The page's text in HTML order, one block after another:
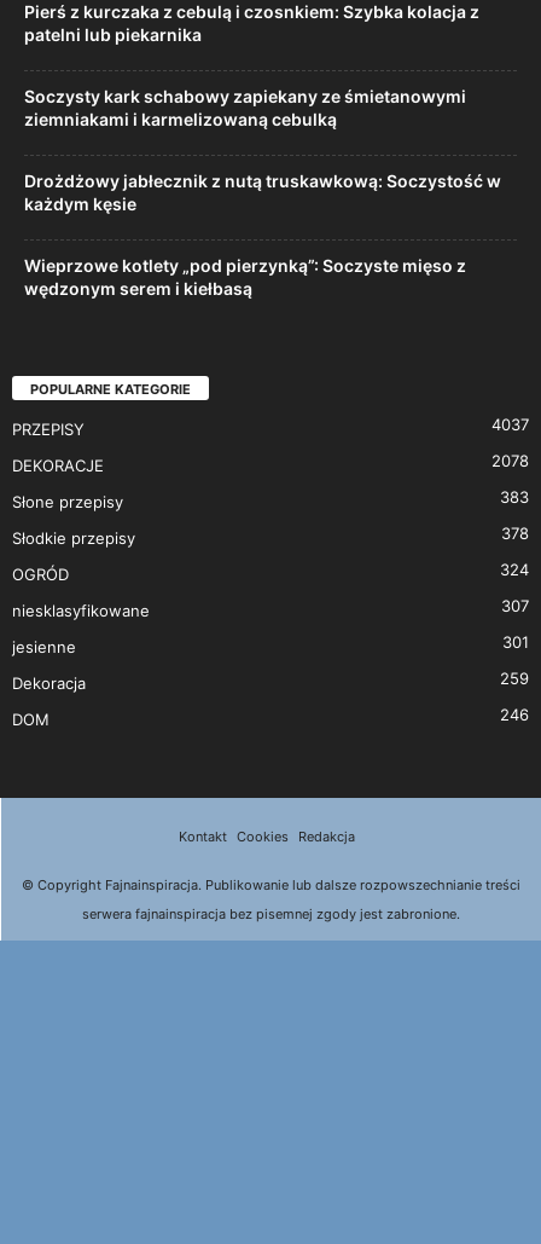
Pierś z kurczaka z cebulą i czosnkiem: Szybka kolacja z
patelni lub piekarnika
Soczysty kark schabowy zapiekany ze śmietanowymi
ziemniakami i karmelizowaną cebulką
Drożdżowy jabłecznik z nutą truskawkową: Soczystość w
każdym kęsie
Wieprzowe kotlety „pod pierzynką”: Soczyste mięso z
wędzonym serem i kiełbasą
POPULARNE KATEGORIE
PRZEPISY 4037
DEKORACJE 2078
Słone przepisy 383
Słodkie przepisy 378
OGRÓD 324
niesklasyfikowane 307
jesienne 301
Dekoracja 259
DOM 246
Kontakt Cookies Redakcja
© Copyright Fajnainspiracja. Publikowanie lub dalsze rozpowszechnianie treści
serwera fajnainspiracja bez pisemnej zgody jest zabronione.